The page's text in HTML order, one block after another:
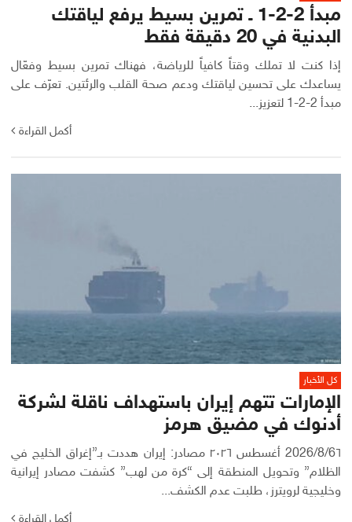
مبدأ 2-2-1 ـ تمرين بسيط يرفع لياقتك
البدنية في 20 دقيقة فقط
إذا كنت لا تملك وقتاً كافياً للرياضة، فهناك تمرين بسيط وفعّال
يساعدك على تحسين لياقتك ودعم صحة القلب والرئتين. تعرّف على
مبدأ 2-2-1 لتعزيز...
أكمل القراءة
كل الأخبار
الإمارات تتهم إيران باستهداف ناقلة لشركة
أدنوك في مضيق هرمز
2026/8/6٦ أغسطس ٢٠٢٦ مصادر: إيران هددت بـ”إغراق الخليج في
الظلام” وتحويل المنطقة إلى “كرة من لهب” كشفت مصادر إيرانية
وخليجية لرويترز، طلبت عدم الكشف...
أكمل القراءة